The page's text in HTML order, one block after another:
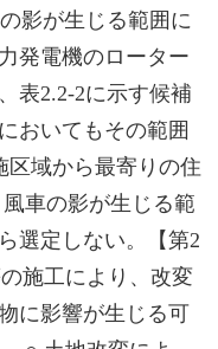
影が生じる範囲に
発電機のローター
表2.2-2に示す候補
おいてもその範囲
区域から最寄りの住
車の影が生じる範
選定しない。【第2
施工により、改変
に影響が生じる可